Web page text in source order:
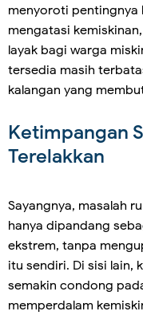
menyoroti pentingnya
mengatasi
layak bagi warga
tersedia masih
kalangan yang
Ketimpangan
Terelakkan
Sayangnya, masalah
hanya dipandang
ekstrem, tanpa
itu sendiri. Di sisi lain,
semakin condong
memperdalam